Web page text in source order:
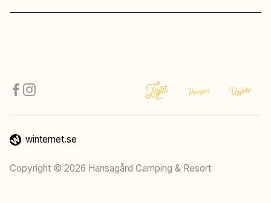
Copyright © 2026 Hansagård Camping & Resort
winternet.se